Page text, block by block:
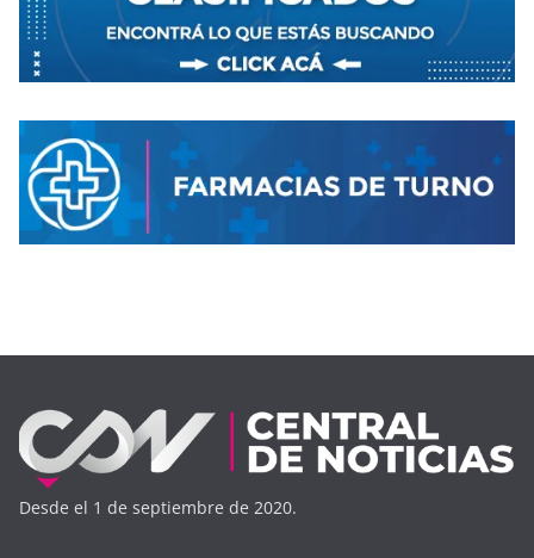
Desde el 1 de septiembre de 2020.